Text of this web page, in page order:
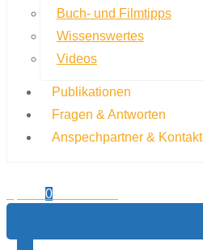
Buch- und Filmtipps
Wissenswertes
Videos
Publikationen
Fragen & Antworten
Anspechpartner & Kontakt
0